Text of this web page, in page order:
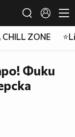
ZONE
Фики